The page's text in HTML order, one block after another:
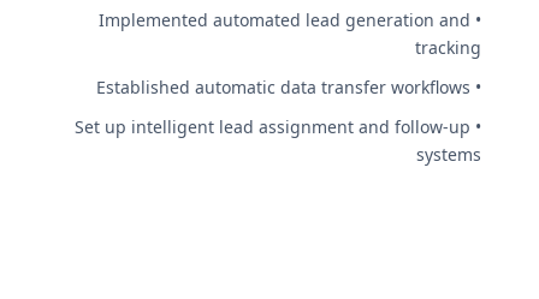
• Implemented automated lead generation and
tracking
• Established automatic data transfer workflows
• Set up intelligent lead assignment and follow-up
systems